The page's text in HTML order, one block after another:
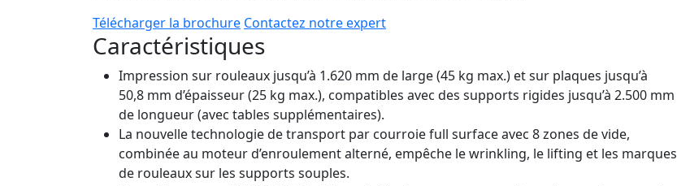
Télécharger la brochure Contactez notre expert
Caractéristiques
Impression sur rouleaux jusqu’à 1.620 mm de large (45 kg max.) et sur plaques jusqu’à
50,8 mm d’épaisseur (25 kg max.), compatibles avec des supports rigides jusqu’à 2.500 mm
de longueur (avec tables supplémentaires).
La nouvelle technologie de transport par courroie full surface avec 8 zones de vide,
combinée au moteur d’enroulement alterné, empêche le wrinkling, le lifting et les marques
de rouleaux sur les supports souples.